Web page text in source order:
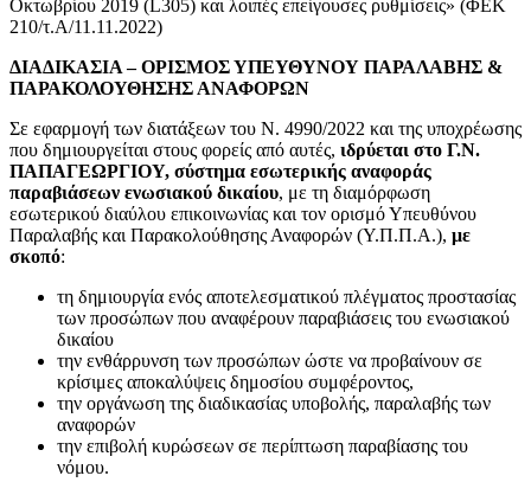
Οκτωβρίου 2019 (L305) και λοιπές επείγουσες ρυθμίσεις» (ΦΕΚ
210/τ.Α/11.11.2022)
ΔΙΑΔΙΚΑΣΙΑ – ΟΡΙΣΜΟΣ ΥΠΕΥΘΥΝΟΥ ΠΑΡΑΛΑΒΗΣ &
ΠΑΡΑΚΟΛΟΥΘΗΣΗΣ ΑΝΑΦΟΡΩΝ
Σε εφαρμογή των διατάξεων του Ν. 4990/2022 και της υποχρέωσης
που δημιουργείται στους φορείς από αυτές, ιδρύεται στο Γ.Ν.
ΠΑΠΑΓΕΩΡΓΙΟΥ, σύστημα εσωτερικής αναφοράς
παραβιάσεων ενωσιακού δικαίου, με τη διαμόρφωση
εσωτερικού διαύλου επικοινωνίας και τον ορισμό Υπευθύνου
Παραλαβής και Παρακολούθησης Αναφορών (Υ.Π.Π.Α.), με
σκοπό:
τη δημιουργία ενός αποτελεσματικού πλέγματος προστασίας
των προσώπων που αναφέρουν παραβιάσεις του ενωσιακού
δικαίου
την ενθάρρυνση των προσώπων ώστε να προβαίνουν σε
κρίσιμες αποκαλύψεις δημοσίου συμφέροντος,
την οργάνωση της διαδικασίας υποβολής, παραλαβής των
αναφορών
την επιβολή κυρώσεων σε περίπτωση παραβίασης του
νόμου.